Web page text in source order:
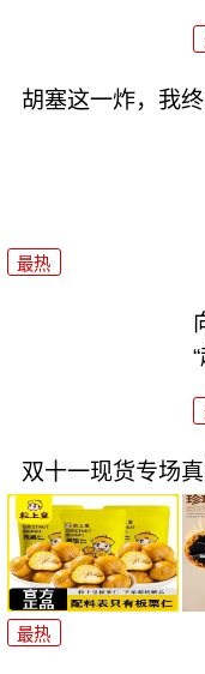
胡塞这一炸，我
最热
双十一现货专场
最热